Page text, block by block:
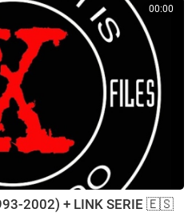
00:00
2002) + LINK SERIE 🇪🇸